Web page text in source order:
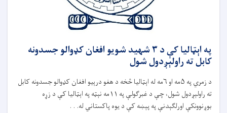
په اېټالیا کې د ۳ شهید شویو افغان کډوالو جسدونه
کابل ته راولېږدول شول
د زمري په ۵مه او ۶مه له اېټالیا څخه د هغو درېیو افغان کډوالو جسدونه کابل
ته راولېږدول شول، چې د غبرګولې په ۱۱مه نېټه په اېټالیا کې د زړه
بوږنوونکې اورلګېدنې په پېښه کې د یوه پاکستاني له. . .